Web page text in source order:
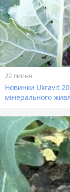
22 липня
Новинки Ukravit
мінерального